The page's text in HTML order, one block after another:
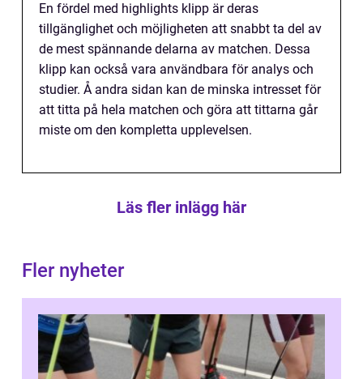
En fördel med highlights klipp är deras
tillgänglighet och möjligheten att snabbt ta del av
de mest spännande delarna av matchen. Dessa
klipp kan också vara användbara för analys och
studier. Å andra sidan kan de minska intresset för
att titta på hela matchen och göra att tittarna går
miste om den kompletta upplevelsen.
Läs fler inlägg här
Fler nyheter